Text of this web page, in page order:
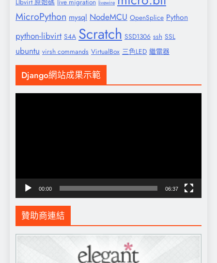
livewire
MicroPython mysql NodeMCU OpenSplice Python
python-libvirt S4A Scratch SSD1306 ssh SSL
ubuntu virsh commands VirtualBox 三色LED 繼電器
Django網站成果示範
00:00 06:37
贊助商連結